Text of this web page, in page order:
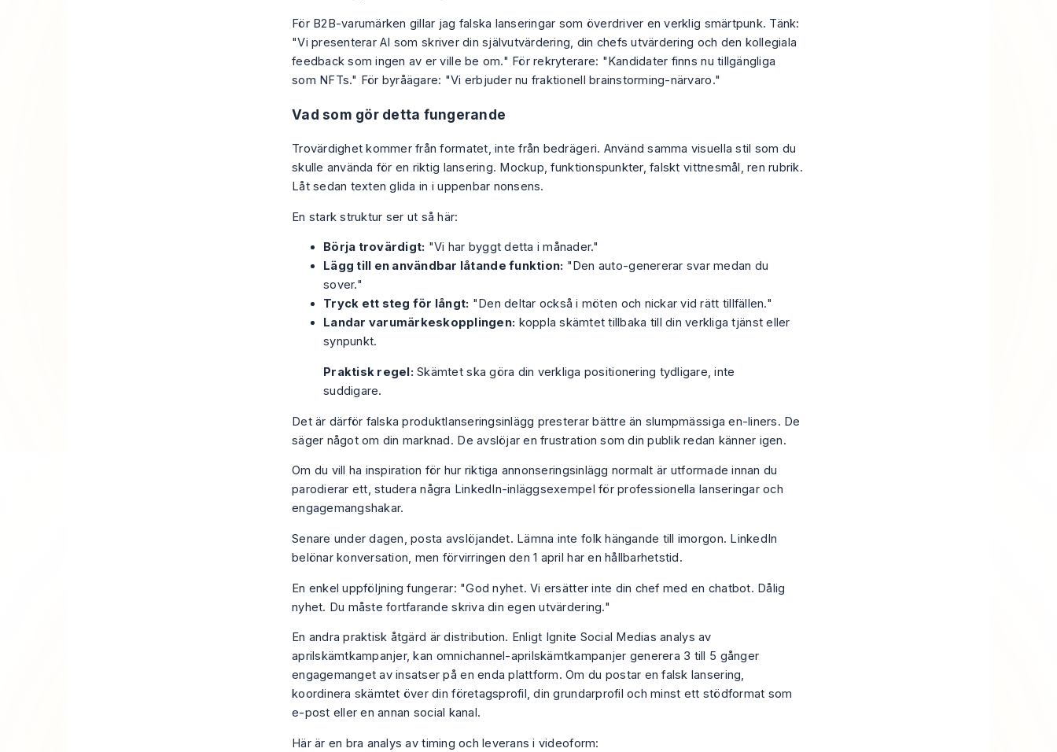
För B2B-varumärken gillar jag falska lanseringar som överdriver en verklig smärtpunk. Tänk:
"Vi presenterar AI som skriver din självutvärdering, din chefs utvärdering och den kollegiala
feedback som ingen av er ville be om." För rekryterare: "Kandidater finns nu tillgängliga
som NFTs." För byråägare: "Vi erbjuder nu fraktionell brainstorming-närvaro."
Vad som gör detta fungerande
Trovärdighet kommer från formatet, inte från bedrägeri. Använd samma visuella stil som du
skulle använda för en riktig lansering. Mockup, funktionspunkter, falskt vittnesmål, ren rubrik.
Låt sedan texten glida in i uppenbar nonsens.
En stark struktur ser ut så här:
Börja trovärdigt: "Vi har byggt detta i månader."
Lägg till en användbar låtande funktion: "Den auto-genererar svar medan du
sover."
Tryck ett steg för långt: "Den deltar också i möten och nickar vid rätt tillfällen."
Landar varumärkeskopplingen: koppla skämtet tillbaka till din verkliga tjänst eller
synpunkt.
Praktisk regel: Skämtet ska göra din verkliga positionering tydligare, inte
suddigare.
Det är därför falska produktlanseringsinlägg presterar bättre än slumpmässiga en-liners. De
säger något om din marknad. De avslöjar en frustration som din publik redan känner igen.
Om du vill ha inspiration för hur riktiga annonseringsinlägg normalt är utformade innan du
parodierar ett, studera några LinkedIn-inläggsexempel för professionella lanseringar och
engagemangshakar.
Senare under dagen, posta avslöjandet. Lämna inte folk hängande till imorgon. LinkedIn
belönar konversation, men förvirringen den 1 april har en hållbarhetstid.
En enkel uppföljning fungerar: "God nyhet. Vi ersätter inte din chef med en chatbot. Dålig
nyhet. Du måste fortfarande skriva din egen utvärdering."
En andra praktisk åtgärd är distribution. Enligt Ignite Social Medias analys av
aprilskämtkampanjer, kan omnichannel-aprilskämtkampanjer generera 3 till 5 gånger
engagemanget av insatser på en enda plattform. Om du postar en falsk lansering,
koordinera skämtet över din företagsprofil, din grundarprofil och minst ett stödformat som
e-post eller en annan social kanal.
Här är en bra analys av timing och leverans i videoform: